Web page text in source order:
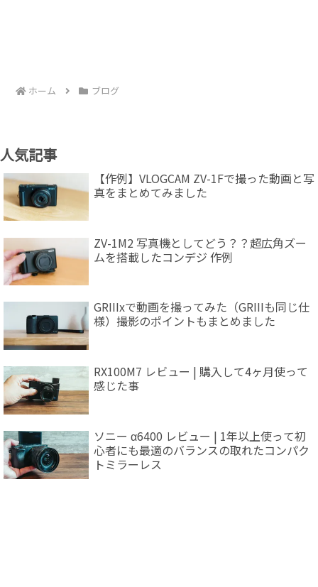
ホーム ブログ
人気記事
【作例】VLOGCAM ZV-1Fで撮った動画と写
真をまとめてみました
ZV-1M2 写真機としてどう？？超広角ズー
ムを搭載したコンデジ 作例
GRIIIxで動画を撮ってみた（GRIIIも同じ仕
様）撮影のポイントもまとめました
RX100M7 レビュー | 購入して4ヶ月使って
感じた事
ソニー α6400 レビュー | 1年以上使って初
心者にも最適のバランスの取れたコンパク
トミラーレス